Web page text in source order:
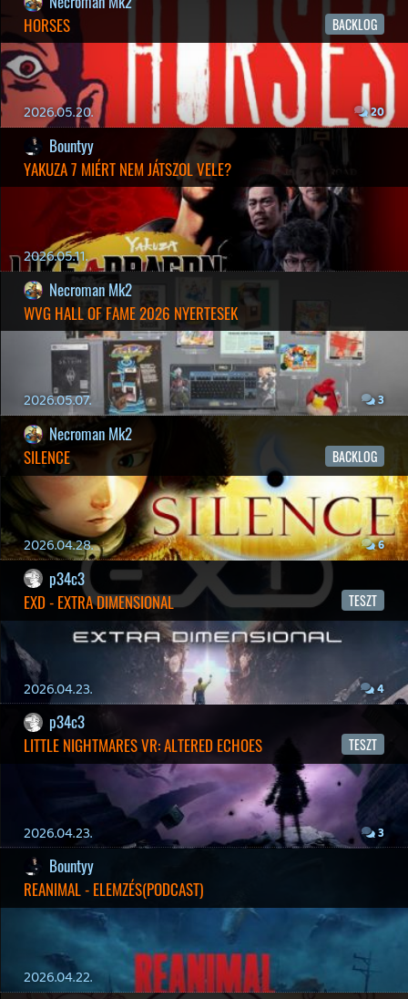
2026.04.22.
Necroman Mk2
GLITCHY CUTE LOOP TESZT
2026.04.14. 11
Necroman Mk2
BACKLOG
2026.04.08. 7
axl
AACE COMBAT
2026.04.04. 4
p34c3
ÁPRILISI VÍÁRADAT
2026.04.03. 4
Necroman Mk2
MY FRIEND PEPPA PIG BACKLOG
2026.03.29.
liquid
MINDEN IDŐK LEGJOBB INTRÓI #2
2026.03.27. 1
liquid
MINDEN IDŐK LEGJOBB INTRÓI #1
1
Necroman Mk2
HIGHGUARD - NECRO'S LOG
2026.03.13.
Információk Oké, értem és elfogadom!